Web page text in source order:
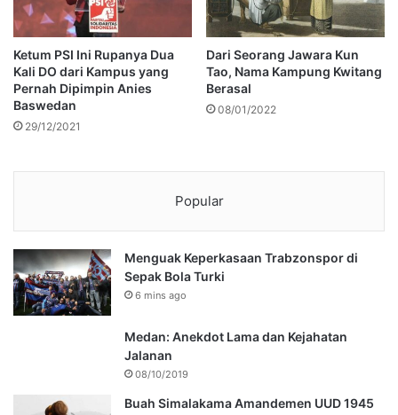
Ketum PSI Ini Rupanya Dua
Kali DO dari Kampus yang
Pernah Dipimpin Anies
Baswedan
29/12/2021
Dari Seorang Jawara Kun
Tao, Nama Kampung Kwitang
Berasal
08/01/2022
Popular
Menguak Keperkasaan Trabzonspor di
Sepak Bola Turki
6 mins ago
Medan: Anekdot Lama dan Kejahatan
Jalanan
08/10/2019
Buah Simalakama Amandemen UUD 1945